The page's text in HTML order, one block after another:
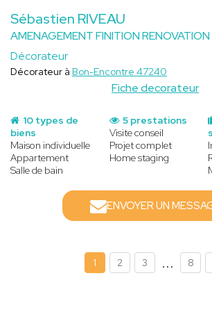
Sébastien RIVEAU
AMENAGEMENT FINITION RENOVATION
Décorateur
Fiche decorateur
Décorateur à Bon-Encontre 47240
10 types de
biens
Maison individuelle
Appartement
Salle de bain
5 prestations
Visite conseil
Projet complet
Home staging
ENVOYER UN
1 2 3 ... 8